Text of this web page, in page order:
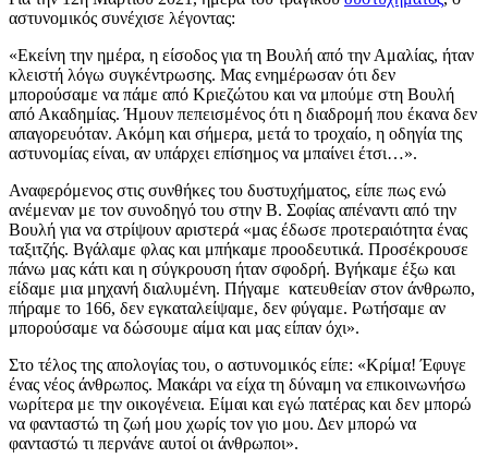
αστυνομικός συνέχισε λέγοντας:
«Εκείνη την ημέρα, η είσοδος για τη Βουλή από την Αμαλίας, ήταν
κλειστή λόγω συγκέντρωσης. Μας ενημέρωσαν ότι δεν
μπορούσαμε να πάμε από Κριεζώτου και να μπούμε στη Βουλή
από Ακαδημίας. Ήμουν πεπεισμένος ότι η διαδρομή που έκανα δεν
απαγορευόταν. Ακόμη και σήμερα, μετά το τροχαίο, η οδηγία της
αστυνομίας είναι, αν υπάρχει επίσημος να μπαίνει έτσι…».
Αναφερόμενος στις συνθήκες του δυστυχήματος, είπε πως ενώ
ανέμεναν με τον συνοδηγό του στην Β. Σοφίας απέναντι από την
Βουλή για να στρίψουν αριστερά «μας έδωσε προτεραιότητα ένας
ταξιτζής. Βγάλαμε φλας και μπήκαμε προοδευτικά. Προσέκρουσε
πάνω μας κάτι και η σύγκρουση ήταν σφοδρή. Βγήκαμε έξω και
είδαμε μια μηχανή διαλυμένη. Πήγαμε κατευθείαν στον άνθρωπο,
πήραμε το 166, δεν εγκαταλείψαμε, δεν φύγαμε. Ρωτήσαμε αν
μπορούσαμε να δώσουμε αίμα και μας είπαν όχι».
Στο τέλος της απολογίας του, ο αστυνομικός είπε: «Κρίμα! Έφυγε
ένας νέος άνθρωπος. Μακάρι να είχα τη δύναμη να επικοινωνήσω
νωρίτερα με την οικογένεια. Είμαι και εγώ πατέρας και δεν μπορώ
να φανταστώ τη ζωή μου χωρίς τον γιο μου. Δεν μπορώ να
φανταστώ τι περνάνε αυτοί οι άνθρωποι».